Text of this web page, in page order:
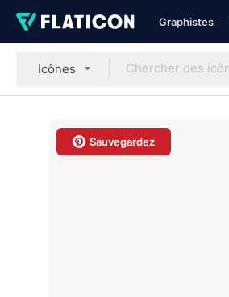
Graphistes
Icônes
Sauvegardez